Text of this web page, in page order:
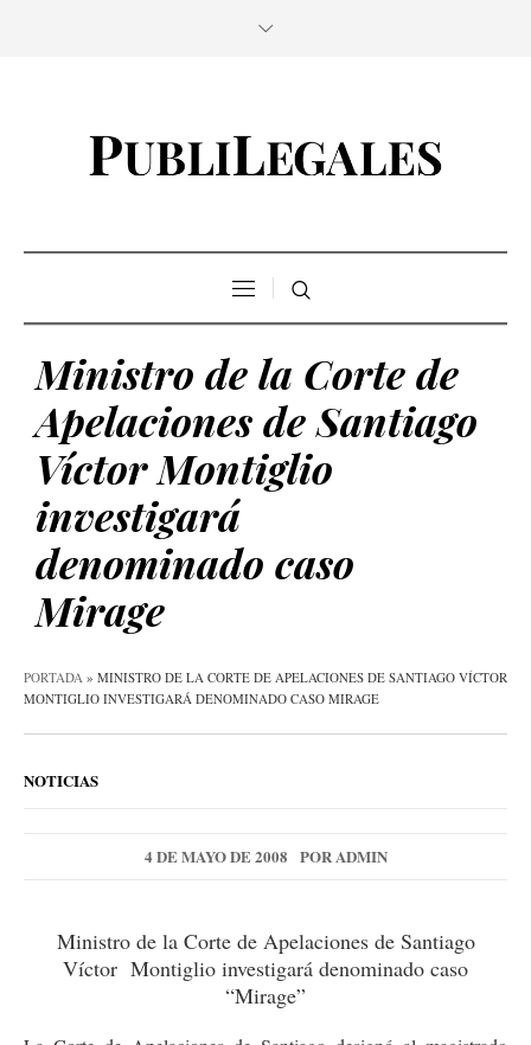
Ministro de la Corte de
Apelaciones de Santiago
Víctor Montiglio
investigará
denominado caso
Mirage
PORTADA » MINISTRO DE LA CORTE DE APELACIONES DE SANTIAGO VÍCTOR
MONTIGLIO INVESTIGARÁ DENOMINADO CASO MIRAGE
NOTICIAS
4 DE MAYO DE 2008 PORADMIN
Ministro de la Corte de Apelaciones de Santiago
Víctor Montiglio investigará denominado caso
“Mirage”